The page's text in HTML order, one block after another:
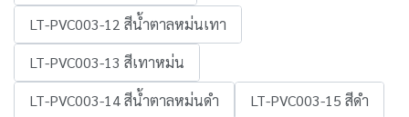
LT-PVC003-12 สีน้ำตาลหม่นเทา
LT-PVC003-13 สีเทาหม่น
LT-PVC003-14 สีน้ำตาลหม่นดำ
LT-PVC003-15 สีดำ